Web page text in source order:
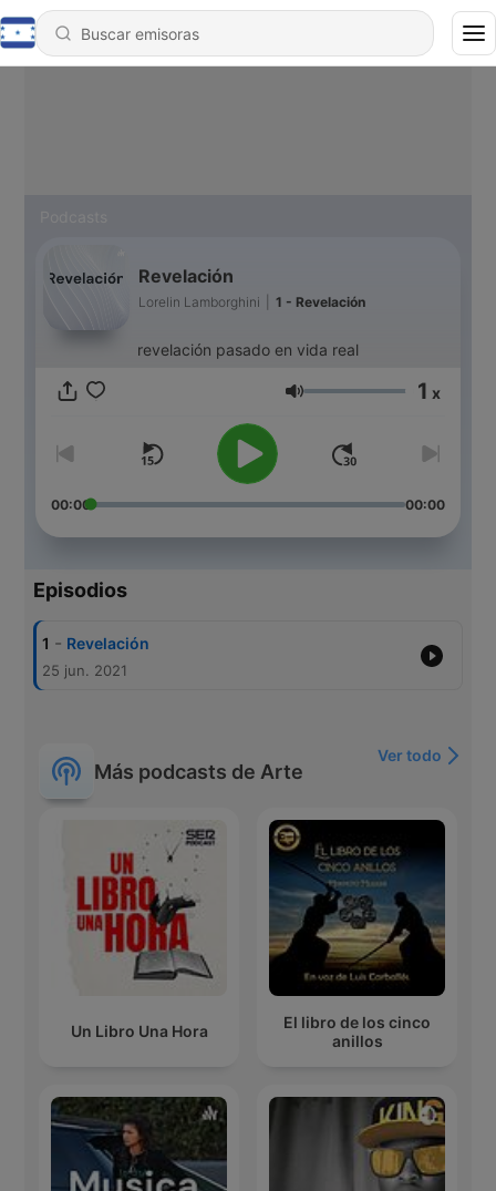
Revelación
Lorelin Lamborghini 1 - Revelación
revelación pasado en vida real
Volumen 1 x
00:00 00:00
Episodios
1 - Revelación
25 jun. 2021
Más podcasts de Arte
Ver todo
Un Libro Una Hora
El libro de los cinco
anillos